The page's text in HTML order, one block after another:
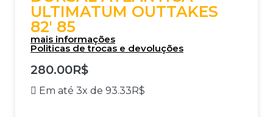
ULTIMATUM OUTTAKES
82′ 85
mais informações
Politicas de trocas e devoluções
280.00R$
Em até 3x de 93.33R$